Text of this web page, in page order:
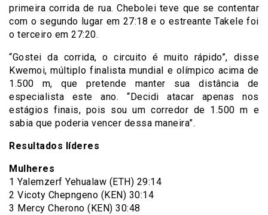
primeira corrida de rua. Chebolei teve que se contentar
com o segundo lugar em 27:18 e o estreante Takele foi
o terceiro em 27:20.
“Gostei da corrida, o circuito é muito rápido”, disse
Kwemoi, múltiplo finalista mundial e olímpico acima de
1.500 m, que pretende manter sua distância de
especialista este ano. “Decidi atacar apenas nos
estágios finais, pois sou um corredor de 1.500 m e
sabia que poderia vencer dessa maneira”.
Resultados líderes
Mulheres
1 Yalemzerf Yehualaw (ETH) 29:14
2 Vicoty Chepngeno (KEN) 30:14
3 Mercy Cherono (KEN) 30:48